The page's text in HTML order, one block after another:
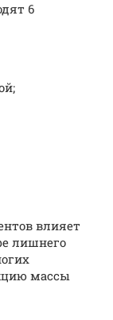
6
влияет
лишнего
массы